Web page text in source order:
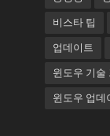
비스타 팁
업데이트
윈도우 기술
윈도우 업데